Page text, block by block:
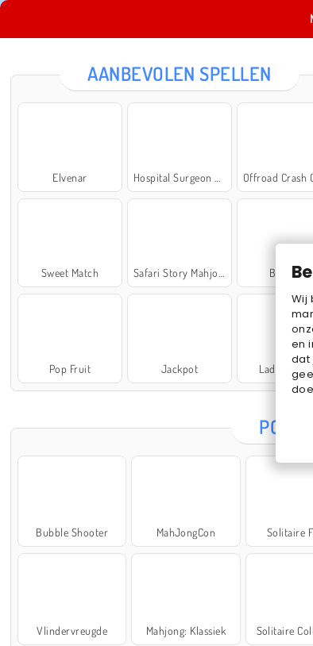
Wij
en
dat
AANBEVOLEN SPELLEN
Elvenar
Sweet Match Ball Sort
Pop Fruit Jackpot Lady
Bubble Shooter MahJongCon Solitaire
Vlindervreugde Mahjong: Klassiek Solitaire